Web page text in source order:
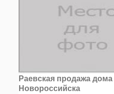
Раевская продажа
Новороссийска